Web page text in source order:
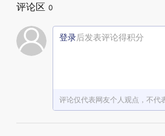
评论区 0
登录后发表评论得积分
评论仅代表网友个人观点，不代